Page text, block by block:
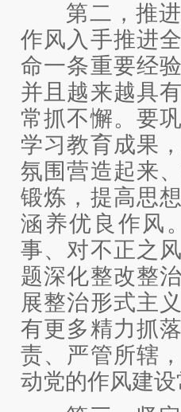
第二，推进
作风入手推进
命一条重要经
并且越来越具
常抓不懈。要
学习教育成果
氛围营造起来
锻炼，提高思
涵养优良作风
事、对不正之
题深化整改整
展整治形式主
有更多精力抓
责、严管所辖
动党的作风建